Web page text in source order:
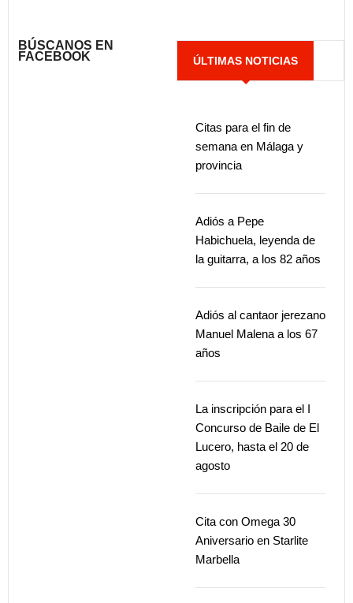
BÚSCANOS EN
FACEBOOK
ÚLTIMAS NOTICIAS
Citas para el fin de
semana en Málaga y
provincia
Adiós a Pepe
Habichuela, leyenda de
la guitarra, a los 82 años
Adiós al cantaor jerezano
Manuel Malena a los 67
años
La inscripción para el I
Concurso de Baile de El
Lucero, hasta el 20 de
agosto
Cita con Omega 30
Aniversario en Starlite
Marbella